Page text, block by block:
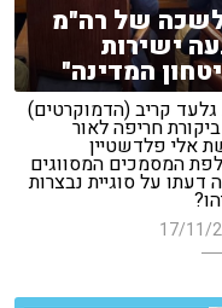
של רה"מ
ישירות
המדינה"
קריב (הדמוקרטים)
חריפה לאור
אלי פלדשטיין
המסמכים המסווגים
דעתו על סוגיית נבצרות
17/11/